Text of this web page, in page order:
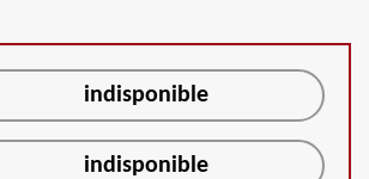
indisponible
indisponible